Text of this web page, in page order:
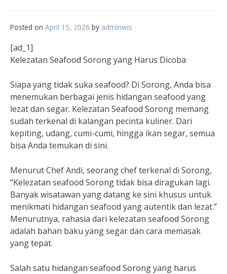
Posted on April 15, 2026 by adminwis
[ad_1]
Kelezatan Seafood Sorong yang Harus Dicoba
Siapa yang tidak suka seafood? Di Sorong, Anda bisa
menemukan berbagai jenis hidangan seafood yang
lezat dan segar. Kelezatan Seafood Sorong memang
sudah terkenal di kalangan pecinta kuliner. Dari
kepiting, udang, cumi-cumi, hingga ikan segar, semua
bisa Anda temukan di sini.
Menurut Chef Andi, seorang chef terkenal di Sorong,
“Kelezatan seafood Sorong tidak bisa diragukan lagi.
Banyak wisatawan yang datang ke sini khusus untuk
menikmati hidangan seafood yang autentik dan lezat.”
Menurutnya, rahasia dari kelezatan seafood Sorong
adalah bahan baku yang segar dan cara memasak
yang tepat.
Salah satu hidangan seafood Sorong yang harus